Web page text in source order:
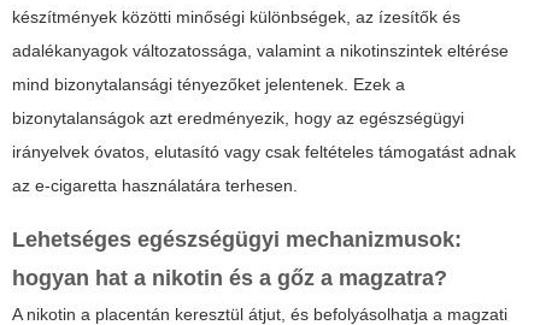
készítmények közötti minőségi különbségek, az ízesítők és
adalékanyagok változatossága, valamint a nikotinszintek eltérése
mind bizonytalansági tényezőket jelentenek. Ezek a
bizonytalanságok azt eredményezik, hogy az egészségügyi
irányelvek óvatos, elutasító vagy csak feltételes támogatást adnak
az e-cigaretta használatára terhesen.
Lehetséges egészségügyi mechanizmusok:
hogyan hat a nikotin és a gőz a magzatra?
A nikotin a placentán keresztül átjut, és befolyásolhatja a magzati